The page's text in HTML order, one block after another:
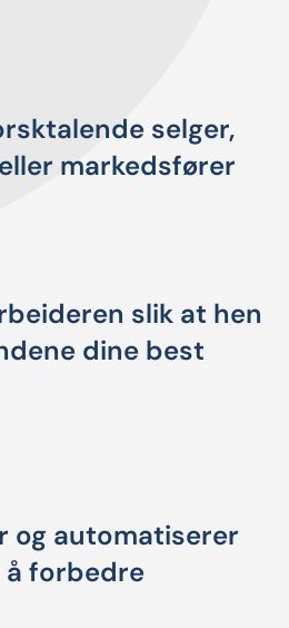
selger,
markedsfører
slik at hen
dine best
og automatiserer
forbedre